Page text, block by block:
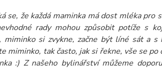
se, že každá maminka má dost mléka
rady mohou způsobit potíže s
miminko si zvykne, začne být líné sát a
miminko, tak často, jak si řekne, vše se
:) Z našeho bylinářství můžeme